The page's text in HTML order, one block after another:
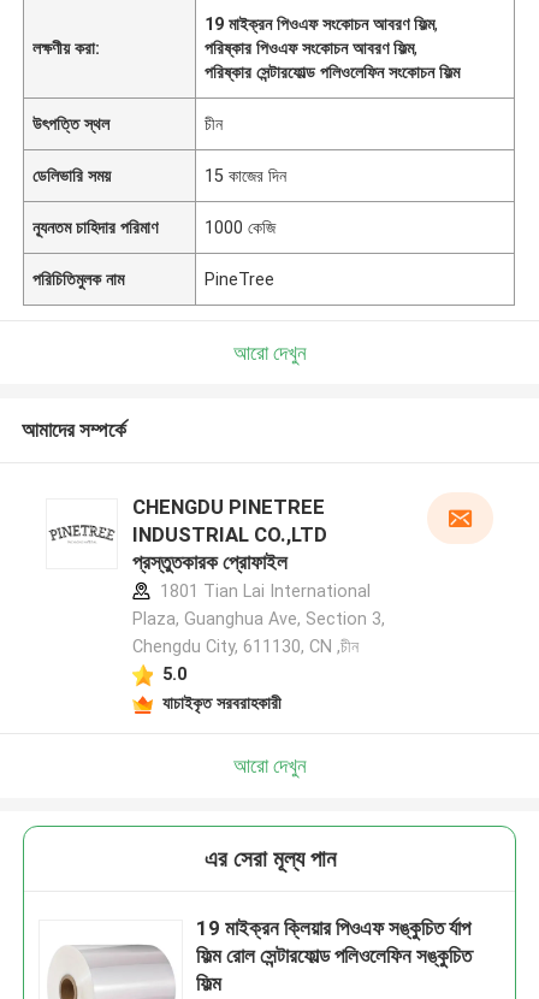
লক্ষণীয় করা:
19 মাইক্রন পিওএফ সংকোচন আবরণ ফিল্ম,
পরিষ্কার পিওএফ সংকোচন আবরণ ফিল্ম,
পরিষ্কার সেন্টারফোল্ড পলিওলেফিন সংকোচন ফিল্ম
উৎপত্তি স্থল চীন
ডেলিভারি সময় 15 কাজের দিন
ন্যূনতম চাহিদার পরিমাণ 1000 কেজি
পরিচিতিমুলক নাম PineTree
আরো দেখুন
আমাদের সম্পর্কে
CHENGDU PINETREE
INDUSTRIAL CO.,LTD
প্রস্তুতকারক প্রোফাইল
1801 Tian Lai International
Plaza, Guanghua Ave, Section 3,
Chengdu City, 611130, CN ,চীন
5.0
যাচাইকৃত সরবরাহকারী
আরো দেখুন
এর সেরা মূল্য পান
19 মাইক্রন ক্লিয়ার পিওএফ সঙ্কুচিত র্যাপ
ফিল্ম রোল সেন্টারফোল্ড পলিওলেফিন সঙ্কুচিত
ফিল্ম